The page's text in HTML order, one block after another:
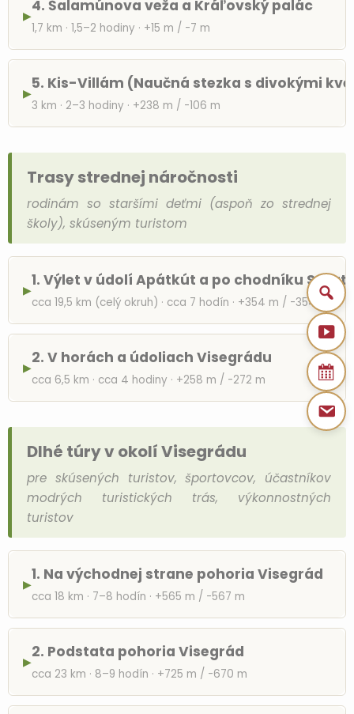
▶
4. Šalamúnova veža a Kráľovský palác
1,7 km · 1,5–2 hodiny · +15 m / -7 m
▶
5. Kis-Villám (Naučná stezka s divokými
3 km · 2–3 hodiny · +238 m / -106 m
Trasy strednej náročnosti
rodinám so staršími deťmi (aspoň zo strednej
školy), skúseným turistom
▶
1. Výlet v údolí Apátkút a po chodníku
cca 19,5 km (celý okruh) · cca 7 hodín · +354 m / -354 m
▶
2. V horách a údoliach Visegrádu
cca 6,5 km · cca 4 hodiny · +258 m / -272 m
Dlhé túry v okolí Visegrádu
pre skúsených turistov, športovcov, účastníkov
modrých turistických trás, výkonnostných
turistov
▶
1. Na východnej strane pohoria Visegrád
cca 18 km · 7–8 hodín · +565 m / -567 m
▶
2. Podstata pohoria Visegrád
cca 23 km · 8–9 hodín · +725 m / -670 m